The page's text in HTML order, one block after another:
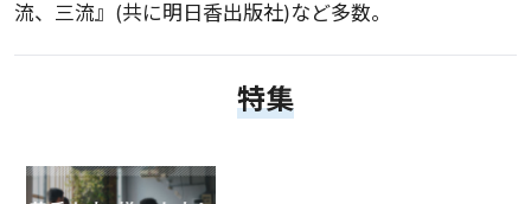
流、三流』(共に明日香出版社)など多数。
特集